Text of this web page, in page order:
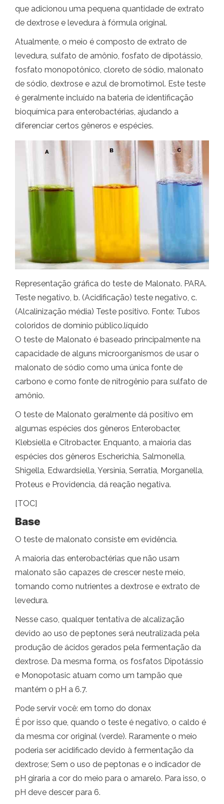
que adicionou uma pequena quantidade de extrato
de dextrose e levedura à fórmula original.
Atualmente, o meio é composto de extrato de
levedura, sulfato de amônio, fosfato de dipotássio,
fosfato monopotônico, cloreto de sódio, malonato
de sódio, dextrose e azul de bromotimol. Este teste
é geralmente incluído na bateria de identificação
bioquímica para enterobactérias, ajudando a
diferenciar certos gêneros e espécies.
Representação gráfica do teste de Malonato. PARA.
Teste negativo, b. (Acidificação) teste negativo, c.
(Alcalinização média) Teste positivo. Fonte: Tubos
coloridos de domínio público.líquido
O teste de Malonato é baseado principalmente na
capacidade de alguns microorganismos de usar o
malonato de sódio como uma única fonte de
carbono e como fonte de nitrogênio para sulfato de
amônio.
O teste de Malonato geralmente dá positivo em
algumas espécies dos gêneros Enterobacter,
Klebsiella e Citrobacter. Enquanto, a maioria das
espécies dos gêneros Escherichia, Salmonella,
Shigella, Edwardsiella, Yersinia, Serratia, Morganella,
Proteus e Providencia, dá reação negativa.
[TOC]
Base
O teste de malonato consiste em evidência.
A maioria das enterobactérias que não usam
malonato são capazes de crescer neste meio,
tomando como nutrientes a dextrose e extrato de
levedura.
Nesse caso, qualquer tentativa de alcalização
devido ao uso de peptones será neutralizada pela
produção de ácidos gerados pela fermentação da
dextrose. Da mesma forma, os fosfatos Dipotássio
e Monopotasic atuam como um tampão que
mantém o pH a 6.7.
Pode servir você: em torno do donax
É por isso que, quando o teste é negativo, o caldo é
da mesma cor original (verde). Raramente o meio
poderia ser acidificado devido à fermentação da
dextrose; Sem o uso de peptonas e o indicador de
pH giraria a cor do meio para o amarelo. Para isso, o
pH deve descer para 6.